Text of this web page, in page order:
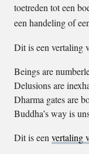
toetreden tot een
een handeling of
Dit is een vertaling
Beings are
Delusions are
Dharma gates are
Buddha’s way is
Dit is een vertaling